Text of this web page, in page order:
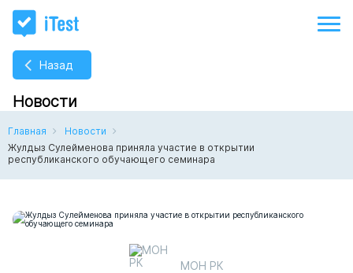
Назад
Новости
Главная
Новости
Жулдыз Сулейменова приняла участие в открытии
республиканского обучающего семинара
МОН РК